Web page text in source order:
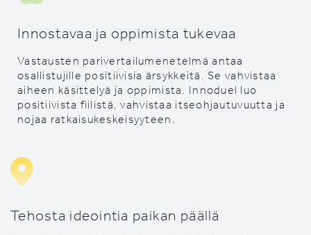
Innostavaa ja oppimista tukevaa
Vastausten parivertailumenetelmä antaa
osallistujille positiivisia ärsykkeitä. Se vahvistaa
aiheen käsittelyä ja oppimista. Innoduel luo
positiivista fiilistä, vahvistaa itseohjautuvuutta ja
nojaa ratkaisukeskeisyyteen.
Tehosta ideointia paikan päällä